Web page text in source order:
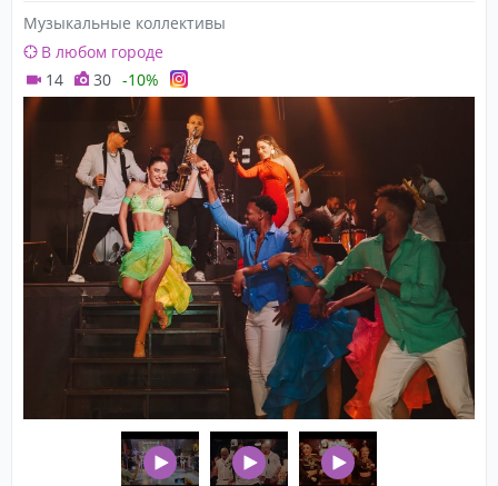
Музыкальные коллективы
В любом городе
14
30 -10%